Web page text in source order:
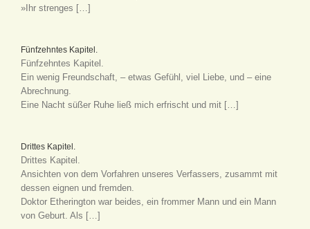
»Ihr strenges […]
Fünfzehntes Kapitel.
Fünfzehntes Kapitel.
Ein wenig Freundschaft, – etwas Gefühl, viel Liebe, und – eine
Abrechnung.
Eine Nacht süßer Ruhe ließ mich erfrischt und mit […]
Drittes Kapitel.
Drittes Kapitel.
Ansichten von dem Vorfahren unseres Verfassers, zusammt mit
dessen eignen und fremden.
Doktor Etherington war beides, ein frommer Mann und ein Mann
von Geburt. Als […]